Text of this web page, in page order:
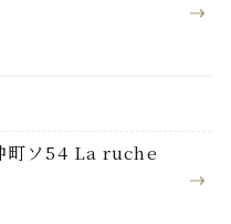
町ソ54 La ruche